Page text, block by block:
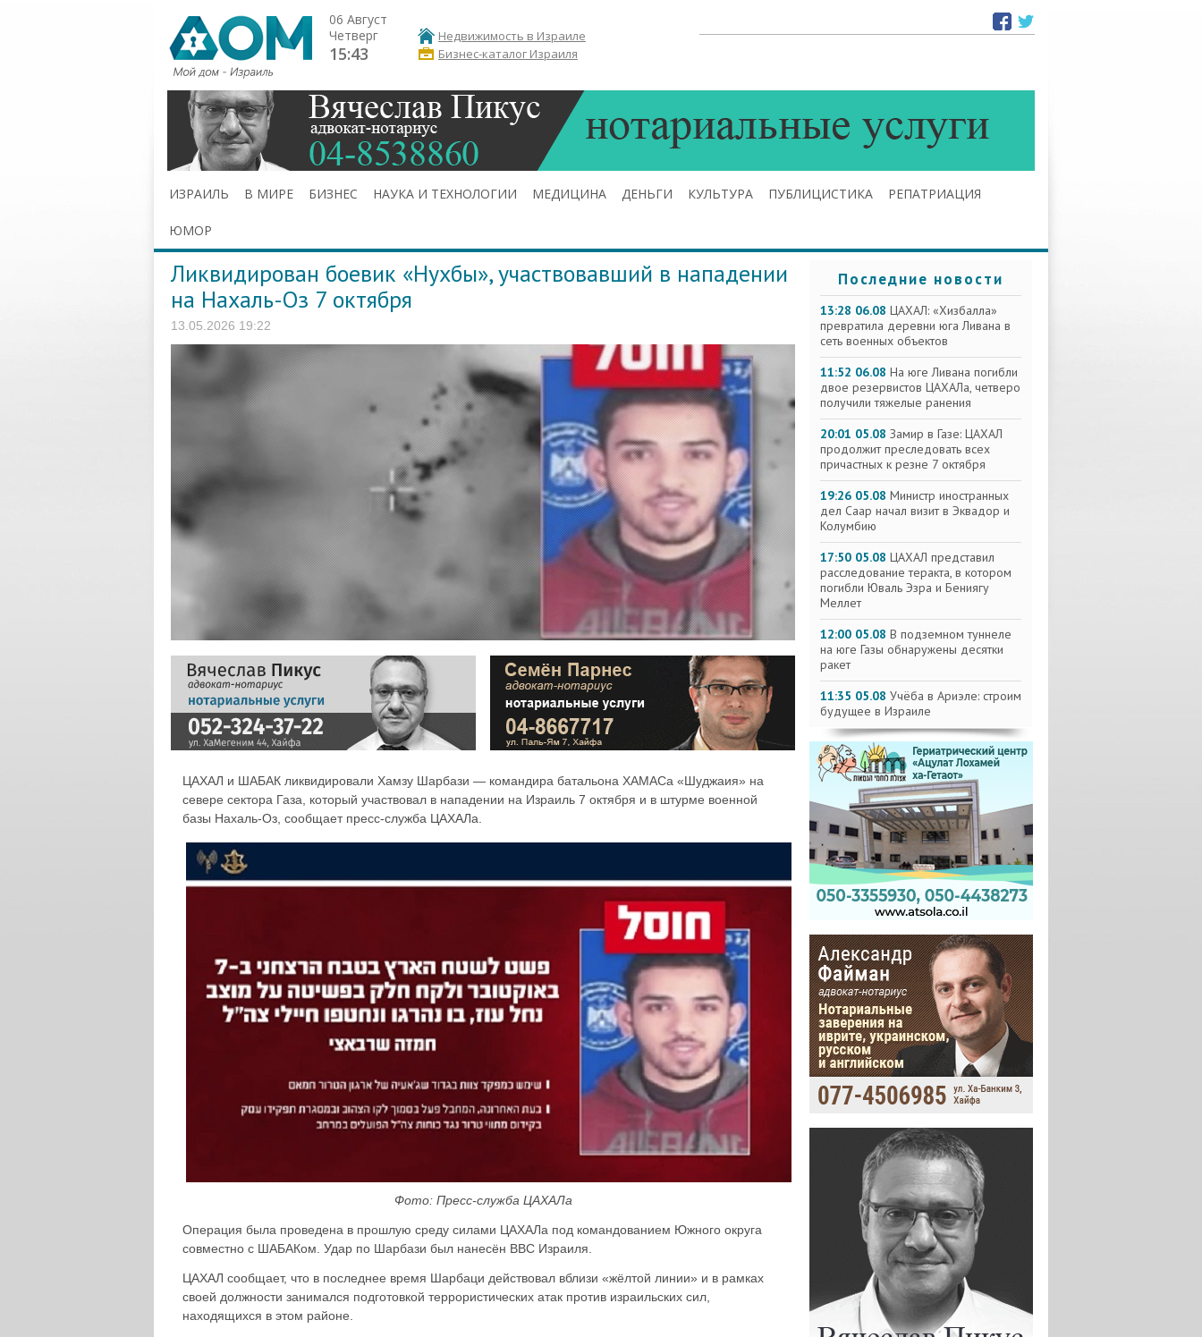
06 Август
Четверг
15:43
Недвижимость в Израиле
Бизнес-каталог Израиля
ИЗРАИЛЬ В МИРЕ БИЗНЕС НАУКА И ТЕХНОЛОГИИ МЕДИЦИНА ДЕНЬГИ КУЛЬТУРА ПУБЛИЦИСТИКА РЕПАТРИАЦИЯ
ЮМОР
Ликвидирован боевик «Нухбы», участвовавший в нападении
на Нахаль-Оз 7 октября
13.05.2026 19:22
ЦАХАЛ и ШАБАК ликвидировали Хамзу Шарбази — командира батальона ХАМАСа «Шуджаия» на
севере сектора Газа, который участвовал в нападении на Израиль 7 октября и в штурме военной
базы Нахаль-Оз, сообщает пресс-служба ЦАХАЛа.
Фото: Пресс-служба ЦАХАЛа
Операция была проведена в прошлую среду силами ЦАХАЛа под командованием Южного округа
совместно с ШАБАКом. Удар по Шарбази был нанесён ВВС Израиля.
ЦАХАЛ сообщает, что в последнее время Шарбаци действовал вблизи «жёлтой линии» и в рамках
своей должности занимался подготовкой террористических атак против израильских сил,
находящихся в этом районе.
Последние новости
13:28 06.08 ЦАХАЛ: «Хизбалла»
превратила деревни юга Ливана в
сеть военных объектов
11:52 06.08 На юге Ливана погибли
двое резервистов ЦАХАЛа, четверо
получили тяжелые ранения
20:01 05.08 Замир в Газе: ЦАХАЛ
продолжит преследовать всех
причастных к резне 7 октября
19:26 05.08 Министр иностранных
дел Саар начал визит в Эквадор и
Колумбию
17:50 05.08 ЦАХАЛ представил
расследование теракта, в котором
погибли Юваль Эзра и Бениягу
Меллет
12:00 05.08 В подземном туннеле
на юге Газы обнаружены десятки
ракет
11:35 05.08 Учёба в Ариэле: строим
будущее в Израиле